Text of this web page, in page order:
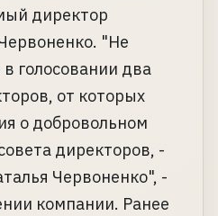
директор
"Не
голосовании два
от которых
о добровольном
директоров, -
Червоненко", -
компании. Ранее